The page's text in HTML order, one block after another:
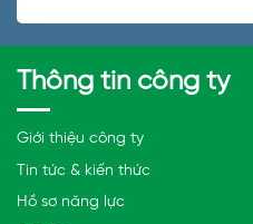
Thông tin công ty
Giới thiệu công ty
Tin tức & kiến thức
Hồ sơ năng lực